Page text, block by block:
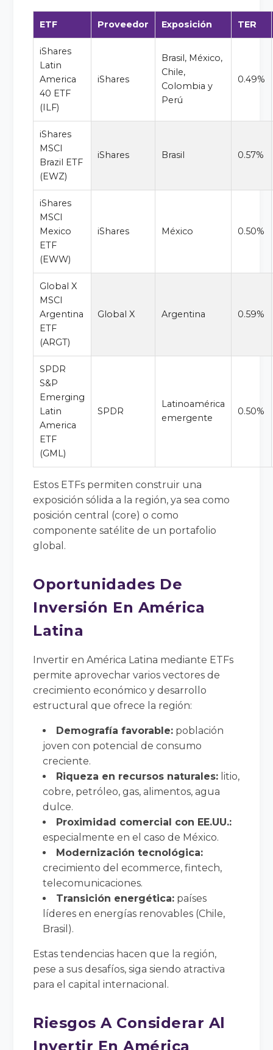
ETF Proveedor Exposición TER
iShares
Latin
America
40 ETF
(ILF)
iShares
Brasil, México,
Chile,
Colombia y
Perú
0.49%
iShares
MSCI
Brazil ETF
(EWZ)
iShares Brasil 0.57%
iShares
MSCI
Mexico
ETF
(EWW)
iShares México 0.50%
Global X
MSCI
Argentina
ETF
(ARGT)
Global X Argentina 0.59%
SPDR
S&P
Emerging
Latin
America
ETF
(GML)
SPDR
Latinoamérica
emergente
0.50%
Estos ETFs permiten construir una
exposición sólida a la región, ya sea como
posición central (core) o como
componente satélite de un portafolio
global.
Oportunidades De
Inversión En América
Latina
Invertir en América Latina mediante ETFs
permite aprovechar varios vectores de
crecimiento económico y desarrollo
estructural que ofrece la región:
Demografía favorable: población
joven con potencial de consumo
creciente.
Riqueza en recursos naturales: litio,
cobre, petróleo, gas, alimentos, agua
dulce.
Proximidad comercial con EE.UU.:
especialmente en el caso de México.
Modernización tecnológica:
crecimiento del ecommerce, fintech,
telecomunicaciones.
Transición energética: países
líderes en energías renovables (Chile,
Brasil).
Estas tendencias hacen que la región,
pese a sus desafíos, siga siendo atractiva
para el capital internacional.
Riesgos A Considerar Al
Invertir En América